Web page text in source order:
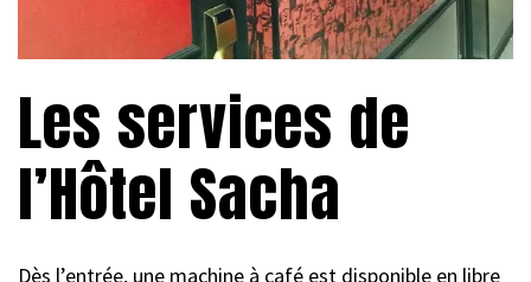
Les services de
l’Hôtel Sacha
Dès l’entrée, une machine à café est disponible en libre